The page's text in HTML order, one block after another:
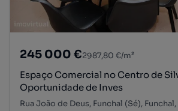
245 000 €2987,80 €/m²
Espaço Comercial no Centro de
Oportunidade de Inves
Rua João de Deus, Funchal (Sé),